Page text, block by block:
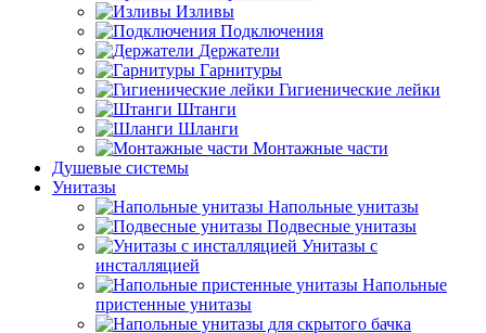
Изливы
Подключения
Держатели
Гарнитуры
Гигиенические лейки
Штанги
Шланги
Монтажные части
Душевые системы
Унитазы
Напольные унитазы
Подвесные унитазы
Унитазы с
инсталляцией
Напольные
пристенные унитазы